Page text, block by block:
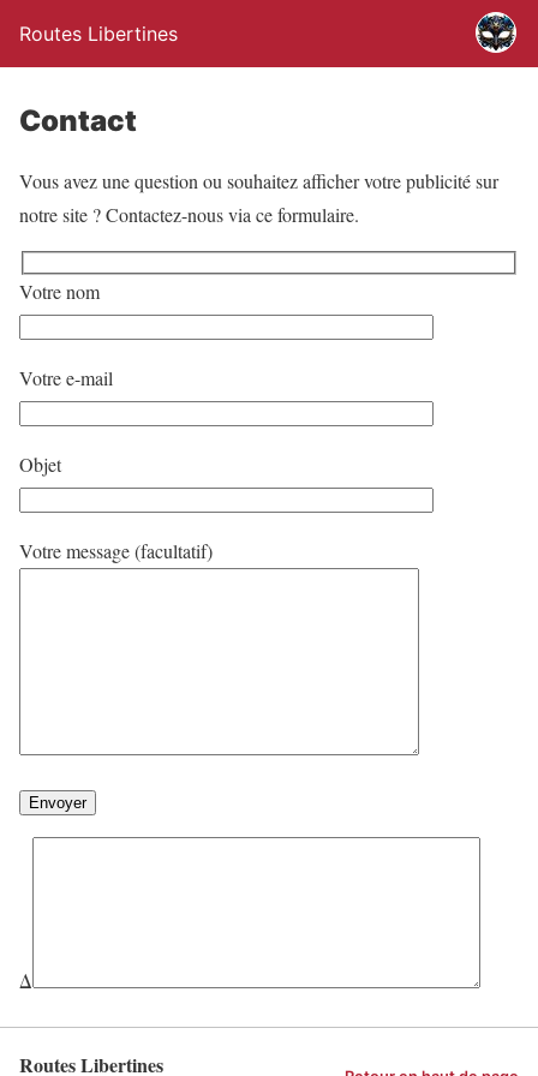
Routes Libertines
Contact
Vous avez une question ou souhaitez afficher votre publicité sur
notre site ? Contactez-nous via ce formulaire.
Votre nom
Votre e-mail
Objet
Votre message (facultatif)
Δ
Routes Libertines